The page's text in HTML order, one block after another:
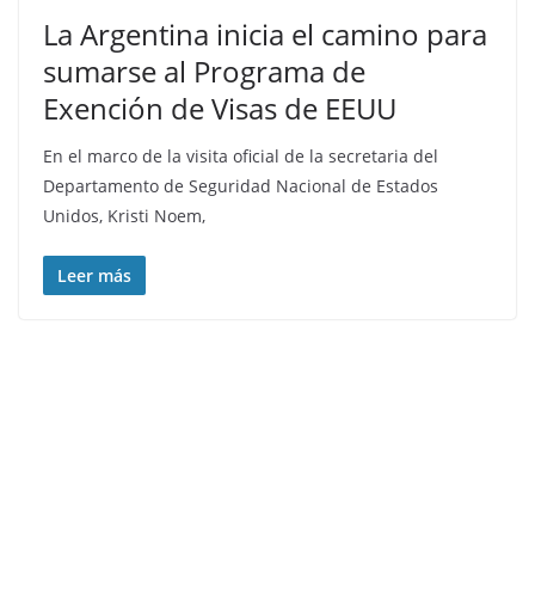
La Argentina inicia el camino para
sumarse al Programa de
Exención de Visas de EEUU
En el marco de la visita oficial de la secretaria del
Departamento de Seguridad Nacional de Estados
Unidos, Kristi Noem,
Leer más